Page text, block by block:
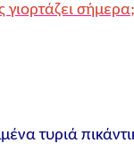
γιορτάζει σήμερα;
τυριά